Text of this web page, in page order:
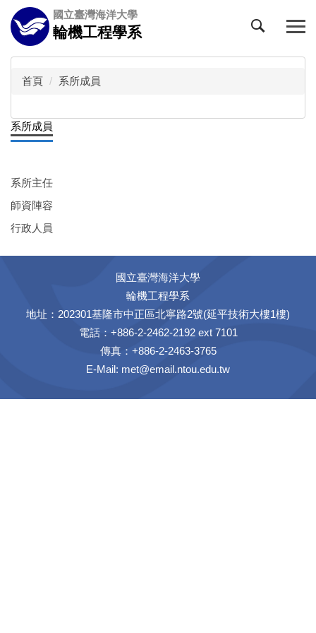
跳
到
主
要
國立臺灣海洋大學
輪機工程學系
首頁 系所成員
系所成員
系所主任
師資陣容
行政人員
國立臺灣海洋大學
輪機工程學系
地址：202301基隆市中正區北寧路2號(延平技術大樓1樓)
電話：+886-2-2462-2192 ext 7101
傳真：+886-2-2463-3765
E-Mail: met@email.ntou.edu.tw